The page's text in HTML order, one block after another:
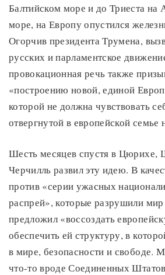
Балтийском море и до Триеста на
море, на Европу опустился
Огорчив президента Трумена,
русских и парламентское
провокационная речь также
«построению новой, единой
которой не должна чувствовать
отвергнутой в европейской семье
Шесть месяцев спустя в Цюрихе,
Черчилль развил эту идею. В
против «серии ужасных
распрей», которые разрушили
предложил «воссоздать
обеспечить ей структуру, в
в мире, безопасности и свободе.
что-то вроде Соединенных